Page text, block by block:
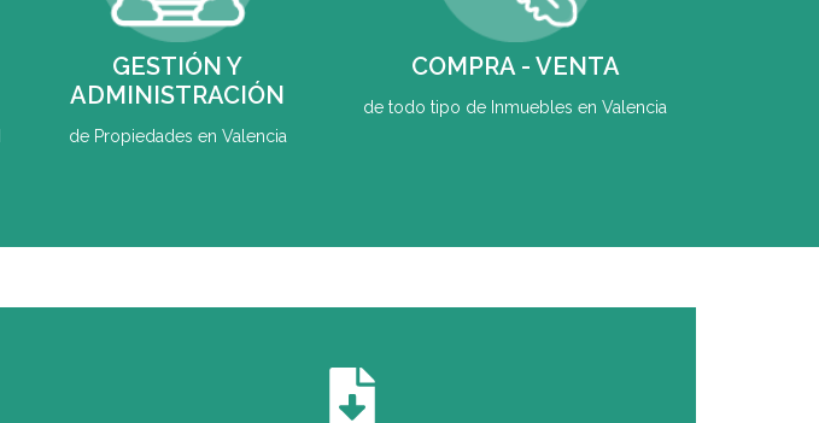
GESTIÓN Y
ADMINISTRACIÓN
de Propiedades en Valencia
COMPRA - VENTA
de todo tipo de Inmuebles en Valencia